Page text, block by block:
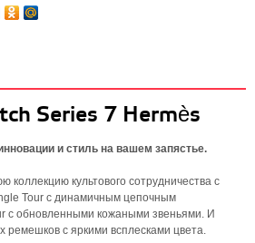
Series 7 Hermès
и стиль на вашем запястье.
коллекцию культового сотрудничества с
Tour с динамичным цепочным
с обновленными кожаными звеньями. И
ремешков с яркими всплесками цвета.